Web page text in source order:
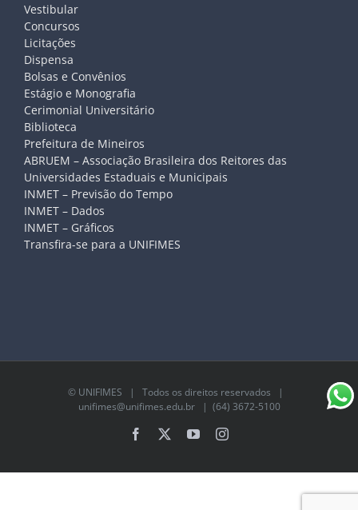
Vestibular
Concursos
Licitações
Dispensa
Bolsas e Convênios
Estágio e Monografia
Cerimonial Universitário
Biblioteca
Prefeitura de Mineiros
ABRUEM – Associação Brasileira dos Reitores das
Universidades Estaduais e Municipais
INMET – Previsão do Tempo
INMET – Dados
INMET – Gráficos
Transfira-se para a UNIFIMES
© UNIFIMES | Todos os direitos reservados |
unifimes@unifimes.edu.br| (64) 3672-5100
Facebook YouTubeInstagram